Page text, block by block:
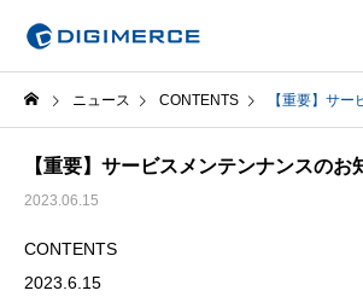
ニュース CONTENTS 【重要】サービ
【重要】サービスメンテンナンスのお
2023.06.15
CONTENTS
2023.6.15